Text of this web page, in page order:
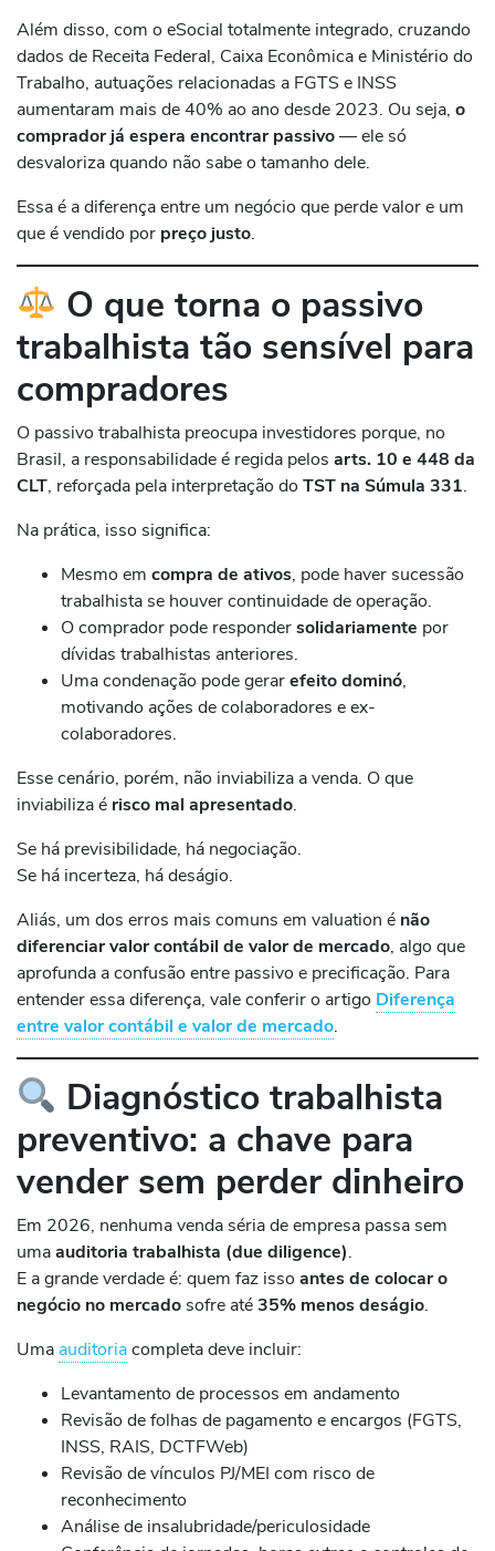
Além disso, com o eSocial totalmente integrado, cruzando
dados de Receita Federal, Caixa Econômica e Ministério do
Trabalho, autuações relacionadas a FGTS e INSS
aumentaram mais de 40% ao ano desde 2023. Ou seja, o
comprador já espera encontrar passivo— ele só
desvaloriza quando não sabe o tamanho dele.
Essa é a diferença entre um negócio que perde valor e um
que é vendido por preço justo.
O que torna o passivo
trabalhista tão sensível para
compradores
O passivo trabalhista preocupa investidores porque, no
Brasil, a responsabilidade é regida pelos arts. 10 e 448 da
CLT, reforçada pela interpretação do TST na Súmula 331.
Na prática, isso significa:
Mesmo em compra de ativos, pode haver sucessão
trabalhista se houver continuidade de operação.
O comprador pode respondersolidariamente por
dívidas trabalhistas anteriores.
Uma condenação pode gerarefeito dominó,
motivando ações de colaboradores e ex-
colaboradores.
Esse cenário, porém, não inviabiliza a venda. O que
inviabiliza é risco mal apresentado.
Se há previsibilidade, há negociação.
Se há incerteza, há deságio.
Aliás, um dos erros mais comuns em valuation é não
diferenciar valor contábil de valor de mercado, algo que
aprofunda a confusão entre passivo e precificação. Para
entender essa diferença, vale conferir o artigo Diferença
entre valor contábil e valor de mercado.
Diagnóstico trabalhista
preventivo: a chave para
vender sem perder dinheiro
Em 2026, nenhuma venda séria de empresa passa sem
umaauditoria trabalhista (due diligence).
E a grande verdade é: quem faz isso antes de colocar o
negócio no mercado sofre até35% menos deságio.
Uma auditoriacompleta deve incluir:
Levantamento de processos em andamento
Revisão de folhas de pagamento e encargos (FGTS,
INSS, RAIS, DCTFWeb)
Revisão de vínculos PJ/MEI com risco de
reconhecimento
Análise de insalubridade/periculosidade